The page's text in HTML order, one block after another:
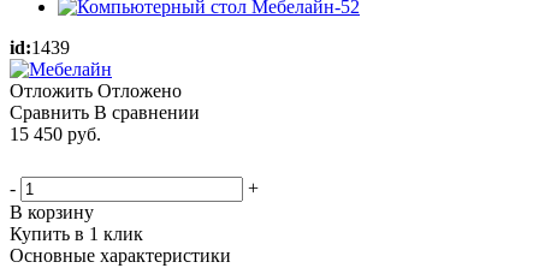
id:1439
Отложить Отложено
Сравнить В сравнении
15 450 руб.
-
+
В корзину
Купить в 1 клик
Основные характеристики